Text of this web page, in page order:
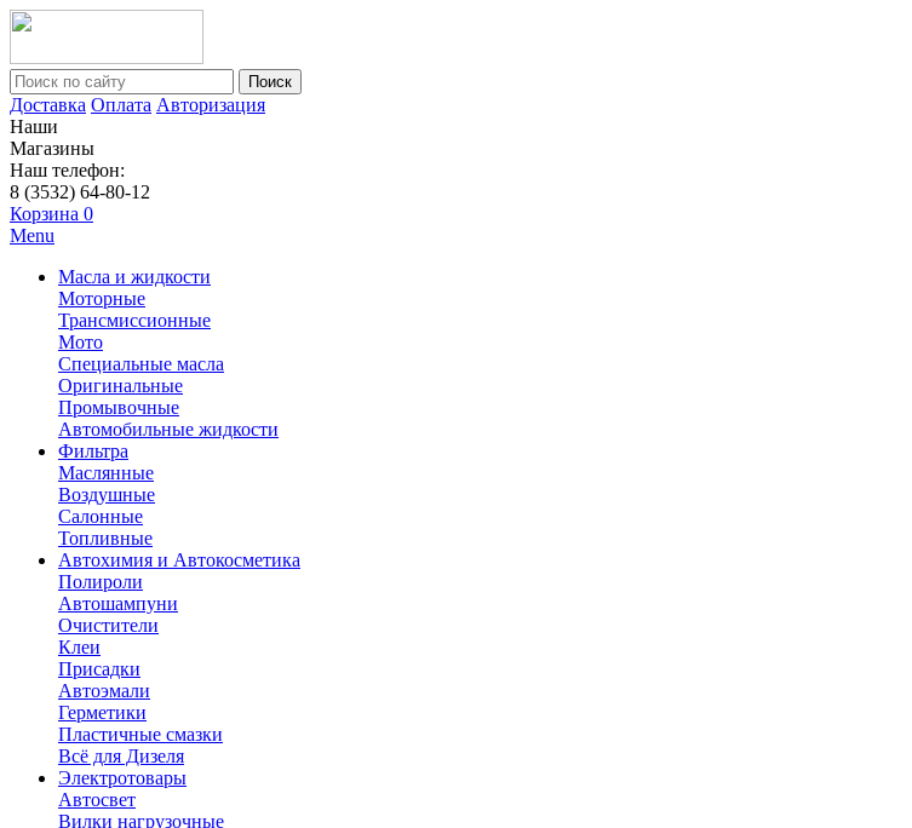
Поиск
Доставка Оплата Авторизация
Наши
Магазины
Наш телефон:
8 (3532) 64-80-12
Корзина 0
Menu
Масла и жидкости
Моторные
Трансмиссионные
Мото
Специальные масла
Оригинальные
Промывочные
Автомобильные жидкости
Фильтра
Маслянные
Воздушные
Салонные
Топливные
Автохимия и Автокосметика
Полироли
Автошампуни
Очистители
Клеи
Присадки
Автоэмали
Герметики
Пластичные смазки
Всё для Дизеля
Электротовары
Автосвет
Вилки нагрузочные